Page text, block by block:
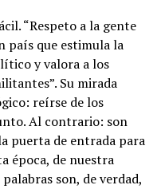
“Respeto a la gente
país que estimula la
y valora a los
Su mirada
reírse de los
Al contrario: son
puerta de entrada para
época, de nuestra
son, de verdad,